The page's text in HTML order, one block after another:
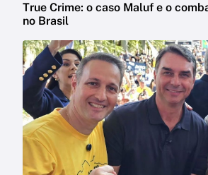
True Crime: o caso Maluf e o
no Brasil